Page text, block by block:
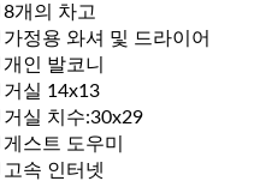
8개의 차고
가정용 와셔 및 드라이어
개인 발코니
거실 14x13
거실 치수:30x29
게스트 도우미
고속 인터넷